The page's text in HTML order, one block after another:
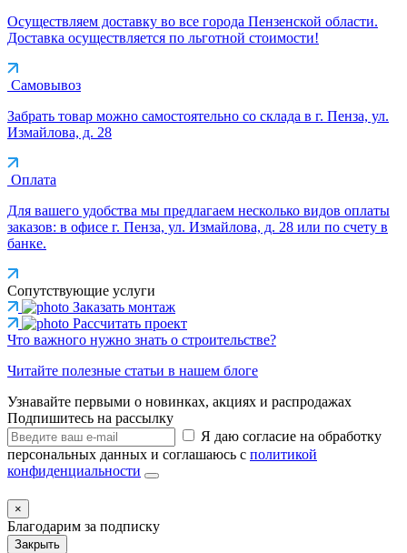
Осуществляем доставку во все города Пензенской области.
Доставка осуществляется по льготной стоимости!
Самовывоз
Забрать товар можно самостоятельно со склада в г. Пенза, ул.
Измайлова, д. 28
Оплата
Для вашего удобства мы предлагаем несколько видов оплаты
заказов: в офисе г. Пенза, ул. Измайлова, д. 28 или по счету в
банке.
Сопутствующие услуги
Заказать монтаж
Рассчитать проект
Что важного нужно знать о строительстве?
Читайте полезные статьи в нашем блоге
Узнавайте первыми о новинках, акциях и распродажах
Подпишитесь на рассылку
Я даю согласие на обработку
персональных данных и соглашаюсь с политикой
конфиденциальности
×
Благодарим за подписку
Закрыть